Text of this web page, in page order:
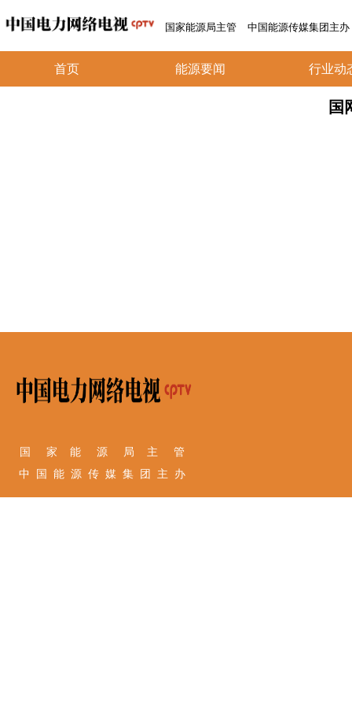
国家能源局主管 中国能源传媒集团主办
首页 能源要闻 行业动
国
国 家 能 源 局 主 管
中 国 能 源 传 媒 集 团 主 办